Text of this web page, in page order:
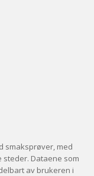
smaksprøver, med
Dataene som
av brukeren i